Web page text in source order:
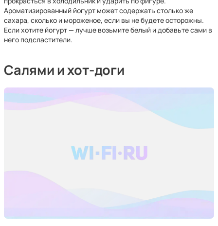
Ароматизированный йогурт может содержать столько же
сахара, сколько и мороженое, если вы не будете осторожны.
Если хотите йогурт — лучше возьмите белый и добавьте сами в
него подсластители.
Салями и хот-доги